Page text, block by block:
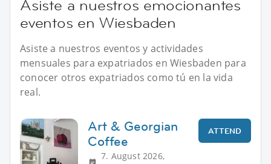
Asiste a nuestros emocionantes
eventos en Wiesbaden
Asiste a nuestros eventos y actividades
mensuales para expatriados en Wiesbaden para
conocer otros expatriados como tú en la vida
real.
Art & Georgian
Coffee
7. August 2026,
ATTEND